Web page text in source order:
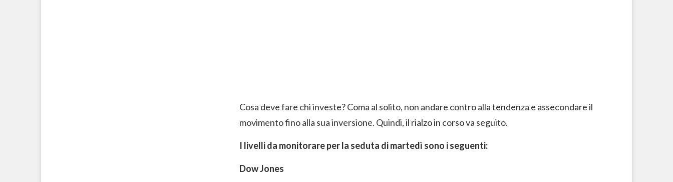
Cosa deve fare chi investe? Coma al solito, non andare contro alla tendenza e assecondare il
movimento fino alla sua inversione. Quindi, il rialzo in corso va seguito.
I livelli da monitorare per la seduta di martedì sono i seguenti:
Dow Jones